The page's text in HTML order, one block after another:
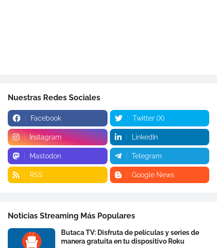
Nuestras Redes Sociales
Facebook Twitter (X)
Instagram LinkedIn
Mastodon Telegram
RSS Google News
Noticias Streaming Más Populares
Butaca TV: Disfruta de películas y series de
manera gratuita en tu dispositivo Roku